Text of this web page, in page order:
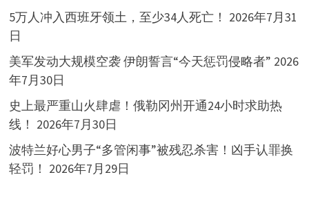
5万人冲入西班牙领土，至少34人死亡！ 2026年7月31
日
美军发动大规模空袭 伊朗誓言“今天惩罚侵略者” 2026
年7月30日
史上最严重山火肆虐！俄勒冈州开通24小时求助热
线！ 2026年7月30日
波特兰好心男子“多管闲事”被残忍杀害！凶手认罪换
轻罚！ 2026年7月29日